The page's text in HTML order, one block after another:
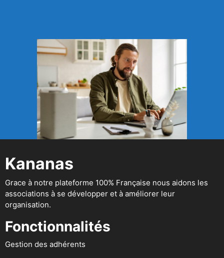
Kananas
Grace à notre plateforme 100% Française nous aidons les
associations à se développer et à améliorer leur
organisation.
Fonctionnalités
Gestion des adhérents